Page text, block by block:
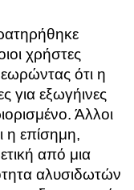
χρήστες
ότι η
για εξωγήινες
Άλλοι
η επίσημη,
από μια
αλυσιδωτών